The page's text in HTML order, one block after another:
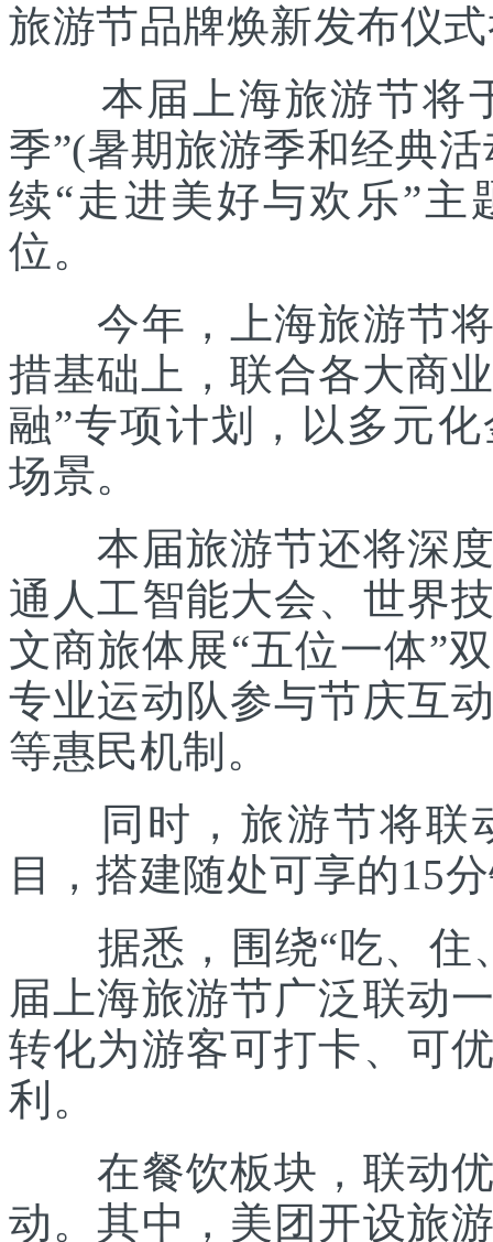
旅游节品牌焕新发布仪
本届上海旅游节将于
季”(暑期旅游季和经典
续“走进美好与欢乐”主
位。
今年，上海旅游节将
措基础上，联合各大商
融”专项计划，以多元
场景。
本届旅游节还将深度
通人工智能大会、世界
文商旅体展“五位一体”
专业运动队参与节庆互
等惠民机制。
同时，旅游节将联
目，搭建随处可享的15
据悉，围绕“吃、住
届上海旅游节广泛联动
转化为游客可打卡、可
利。
在餐饮板块，联动优
动。其中，美团开设旅